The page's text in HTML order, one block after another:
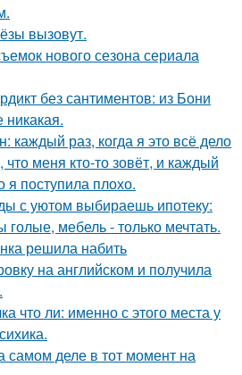
вызовут.
нового сезона сериала
без сантиментов: из Бони
раз, когда я это всё дело
меня кто-то зовёт, и каждый
я поступила плохо.
с уютом выбираешь ипотеку:
голые, мебель - только мечтать.
решила набить
на английском и получила
что ли: именно с этого места у
самом деле в тот момент на